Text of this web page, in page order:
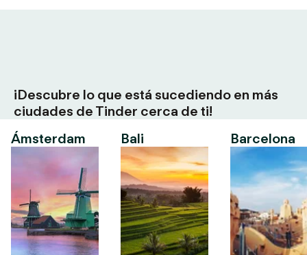
¡Descubre lo que está sucediendo en más
ciudades de Tinder cerca de ti!
Ámsterdam
Bali Barcelona